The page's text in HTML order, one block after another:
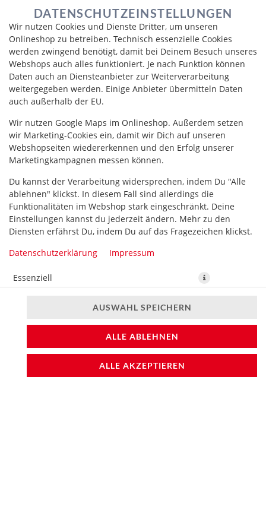
DATENSCHUTZEINSTELLUNGEN
Wir nutzen Cookies und Dienste Dritter, um unseren
Onlineshop zu betreiben. Technisch essenzielle Cookies
werden zwingend benötigt, damit bei Deinem Besuch unseres
Webshops auch alles funktioniert. Je nach Funktion können
Daten auch an Diensteanbieter zur Weiterverarbeitung
weitergegeben werden. Einige Anbieter übermitteln Daten
auch außerhalb der EU.
Wir nutzen Google Maps im Onlineshop. Außerdem setzen
wir Marketing-Cookies ein, damit wir Dich auf unseren
Webshopseiten wiedererkennen und den Erfolg unserer
Marketingkampagnen messen können.
Du kannst der Verarbeitung widersprechen, indem Du "Alle
ablehnen" klickst. In diesem Fall sind allerdings die
Funktionalitäten im Webshop stark eingeschränkt. Deine
Einstellungen kannst du jederzeit ändern. Mehr zu den
Diensten erfährst Du, indem Du auf das Fragezeichen klickst.
Datenschutzerklärung
Impressum
Essenziell
AUSWAHL SPEICHERN
ALLE ABLEHNEN
ALLE AKZEPTIEREN
CALIFORNIA MENÜ
8 Stück California ISO, 8 Stück Räucherlachs ISO und 8
Stück Sake ISO
19,60 € *